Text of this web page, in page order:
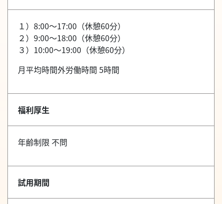
１）8:00～17:00（休憩60分）
２）9:00～18:00（休憩60分）
３）10:00～19:00（休憩60分）
月平均時間外労働時間 5時間
福利厚生
年齢制限 不問
試用期間